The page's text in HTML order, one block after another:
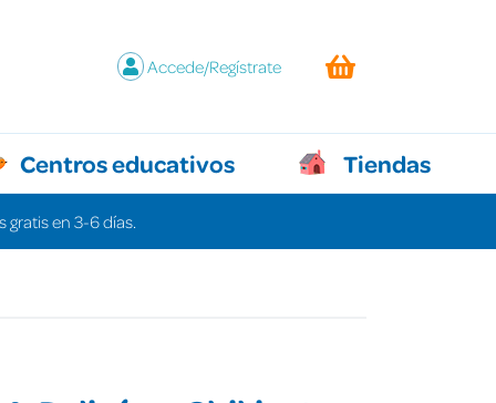
Accede/Regístrate
Centros educativos Tiendas
gratis en 3-6 días.